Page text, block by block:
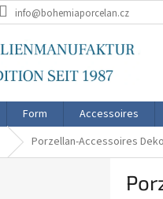
info@bohemiaporcelan.cz
Form Accessoires
Porzellan-Accessoires